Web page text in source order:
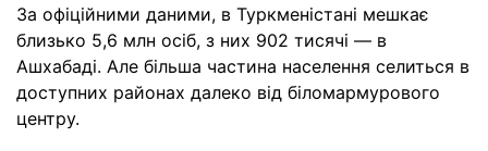
За офіційними даними, в Туркменістані мешкає
близько 5,6 млн осіб, з них 902 тисячі — в
Ашхабаді. Але більша частина населення селиться в
доступних районах далеко від біломармурового
центру.